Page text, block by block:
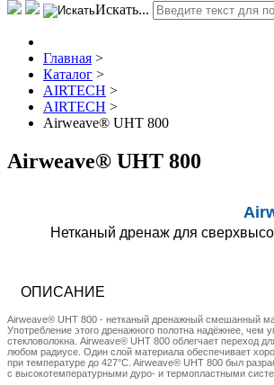
Искать...
Главная >
Каталог >
AIRTECH >
AIRTECH >
Airweave® UHT 800
Airweave® UHT 800
Нетканый дренаж для
ОПИСАНИЕ
Airweave® UHT 800 - нетканый дренажный смешанный
Употребление этого дренажного полотна надёжнее, чем
стекловолокна. Airweave® UHT 800 облегчает переход
любом радиусе. Один слой материала обеспечивает
при температуре до 427°C. Airweave® UHT 800 был
с высокотемпературными дуро- и термопластными